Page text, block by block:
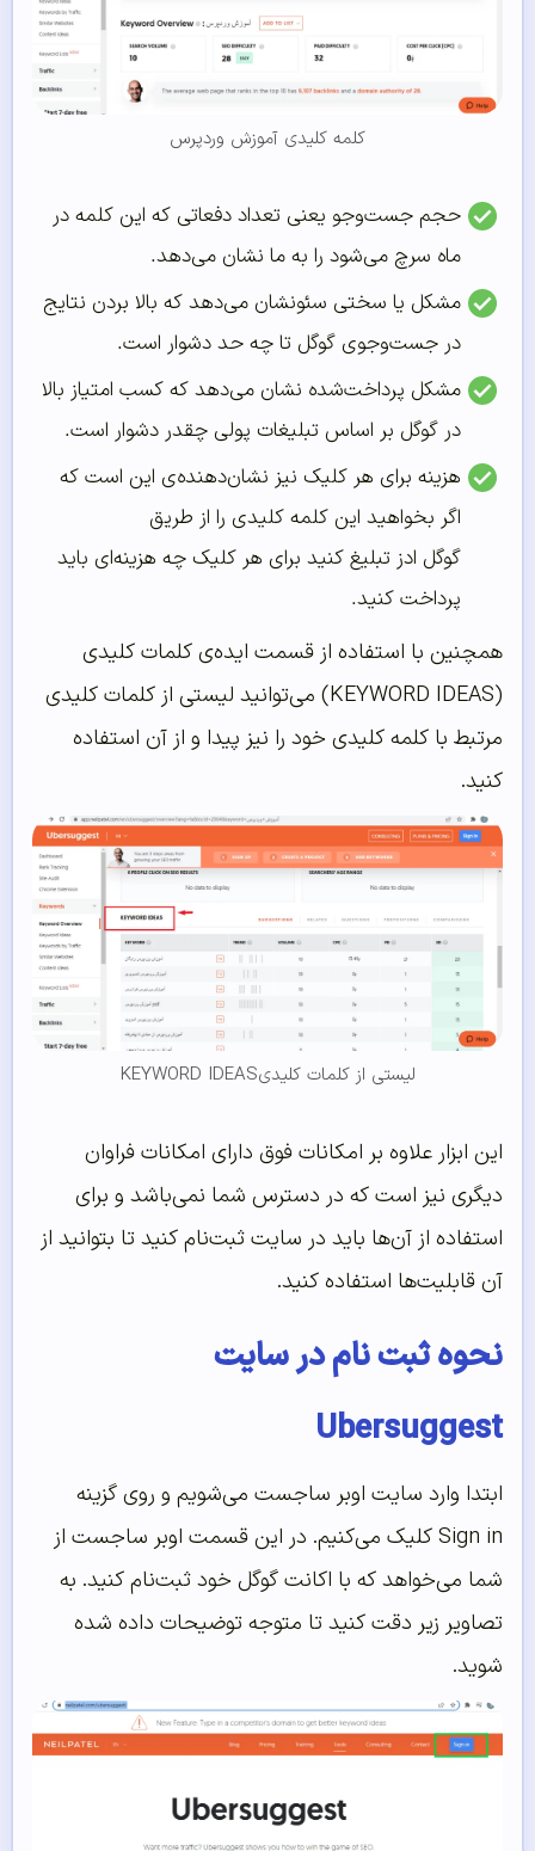
کلمه کلیدی آموزش وردپرس
حجم جست‌وجو یعنی تعداد دفعاتی که این کلمه در
ماه سرچ می‌شود را به ما نشان می‌دهد.
مشکل یا سختی سئونشان می‌دهد که بالا بردن نتایج
در جست‌وجوی گوگل تا چه حد دشوار است.
مشکل پرداخت‌شده نشان می‌دهد که کسب امتیاز بالا
در گوگل بر اساس تبلیغات پولی چقدر دشوار است.
هزینه برای هر کلیک نیز نشان‌دهنده‌ی این است که
اگر بخواهید این کلمه کلیدی را از طریق
گوگل ادز تبلیغ کنید برای هر کلیک چه هزینه‌ای باید
پرداخت کنید.
همچنین با استفاده از قسمت ایده‌ی کلمات کلیدی
(KEYWORD IDEAS) می‌توانید لیستی از کلمات کلیدی
مرتبط با کلمه کلیدی خود را نیز پیدا و از آن استفاده
کنید.
لیستی از کلمات کلیدیKEYWORD IDEAS
این ابزار علاوه بر امکانات فوق دارای امکانات فراوان
دیگری نیز است که در دسترس شما نمی‌باشد و برای
استفاده از آن‌ها باید در سایت ثبت‌نام کنید تا بتوانید از
آن‌ قابلیت‌ها استفاده کنید.
نحوه ثبت نام در سایت
Ubersuggest
ابتدا وارد سایت اوبر ساجست می‌شویم و روی گزینه
Sign in کلیک می‌کنیم. در این قسمت اوبر ساجست از
شما می‌خواهد که با اکانت گوگل خود ثبت‌نام کنید. به
تصاویر زیر دقت کنید تا متوجه توضیحات داده‌ شده
شوید.